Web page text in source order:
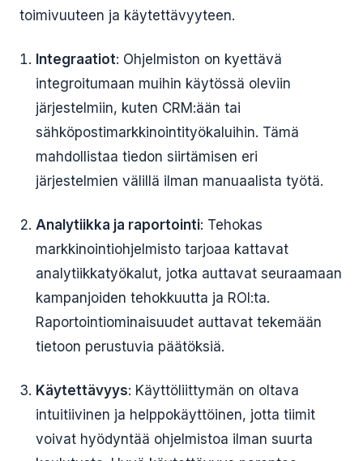
toimivuuteen ja käytettävyyteen.
Integraatiot: Ohjelmiston on kyettävä
integroitumaan muihin käytössä oleviin
järjestelmiin, kuten CRM:ään tai
sähköpostimarkkinointityökaluihin. Tämä
mahdollistaa tiedon siirtämisen eri
järjestelmien välillä ilman manuaalista työtä.
Analytiikka ja raportointi: Tehokas
markkinointiohjelmisto tarjoaa kattavat
analytiikkatyökalut, jotka auttavat seuraamaan
kampanjoiden tehokkuutta ja ROI:ta.
Raportointiominaisuudet auttavat tekemään
tietoon perustuvia päätöksiä.
Käytettävyys: Käyttöliittymän on oltava
intuitiivinen ja helppokäyttöinen, jotta tiimit
voivat hyödyntää ohjelmistoa ilman suurta